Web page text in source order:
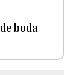
boda